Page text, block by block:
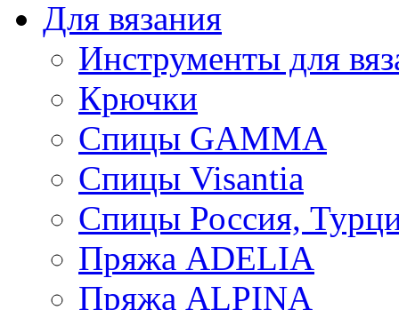
Для вязания
Инструменты для
Крючки
Спицы GAMMA
Спицы Visantia
Спицы Россия,
Пряжа ADELIA
Пряжа ALPINA